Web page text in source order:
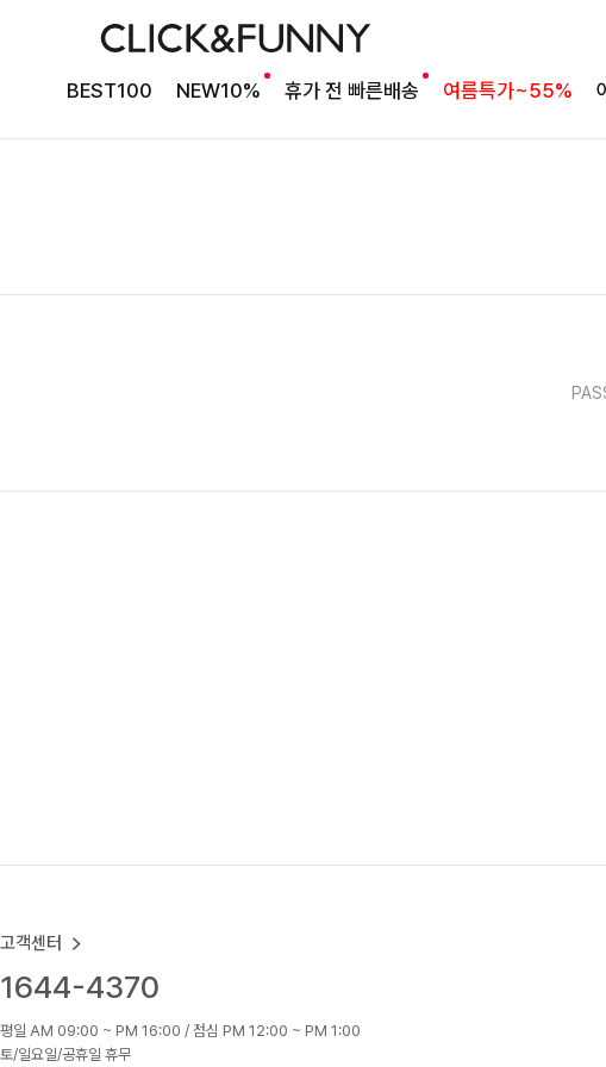
BEST100 NEW10% 휴가 전 빠른배송 여름특가~55%
고객센터
1644-4370
평일 AM 09:00 ~ PM 16:00 / 점심 PM 12:00 ~ PM 1:00
토/일요일/공휴일 휴무